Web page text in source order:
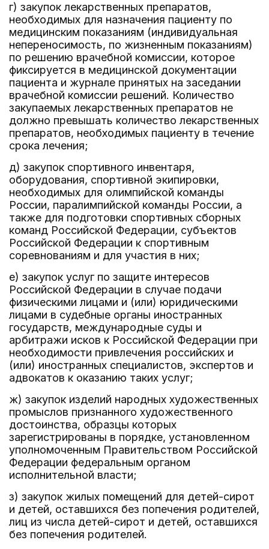
г) закупок лекарственных препаратов,
необходимых для назначения пациенту по
медицинским показаниям (индивидуальная
непереносимость, по жизненным показаниям)
по решению врачебной комиссии, которое
фиксируется в медицинской документации
пациента и журнале принятых на заседании
врачебной комиссии решений. Количество
закупаемых лекарственных препаратов не
должно превышать количество лекарственных
препаратов, необходимых пациенту в течение
срока лечения;
д) закупок спортивного инвентаря,
оборудования, спортивной экипировки,
необходимых для олимпийской команды
России, паралимпийской команды России, а
также для подготовки спортивных сборных
команд Российской Федерации, субъектов
Российской Федерации к спортивным
соревнованиям и для участия в них;
е) закупок услуг по защите интересов
Российской Федерации в случае подачи
физическими лицами и (или) юридическими
лицами в судебные органы иностранных
государств, международные суды и
арбитражи исков к Российской Федерации при
необходимости привлечения российских и
(или) иностранных специалистов, экспертов и
адвокатов к оказанию таких услуг;
ж) закупок изделий народных художественных
промыслов признанного художественного
достоинства, образцы которых
зарегистрированы в порядке, установленном
уполномоченным Правительством Российской
Федерации федеральным органом
исполнительной власти;
з) закупок жилых помещений для детей-сирот
и детей, оставшихся без попечения родителей,
лиц из числа детей-сирот и детей, оставшихся
без попечения родителей.